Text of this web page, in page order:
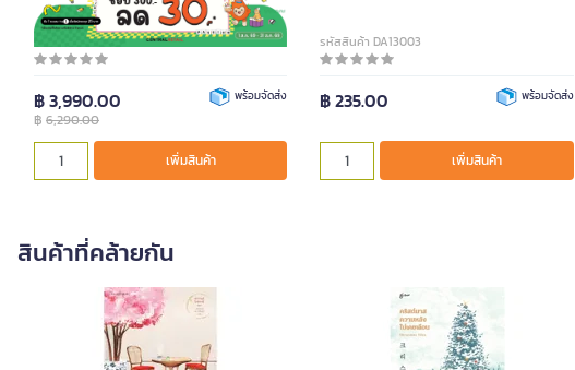
รหัสสินค้า A020672
฿ 3,990.00
฿ 6,290.00
พร้อมจัดส่ง
เพิ่มสินค้า
รหัสสินค้า DA13003
฿ 235.00 พร้อมจัดส่ง
เพิ่มสินค้า
สินค้าที่คล้ายกัน